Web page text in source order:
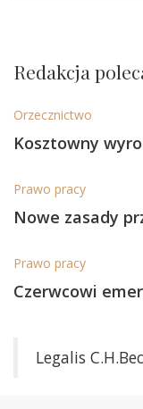
Redakcja
Orzecznictwo
Kosztowny
Prawo pracy
Nowe zasady
Prawo pracy
Czerwcowi
Legalis